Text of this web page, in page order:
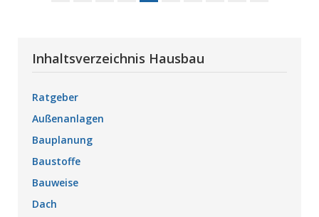
Inhaltsverzeichnis Hausbau
Ratgeber
Außenanlagen
Bauplanung
Baustoffe
Bauweise
Dach